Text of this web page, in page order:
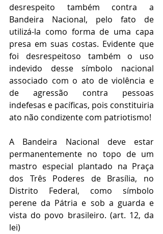
desrespeito também contra a
Bandeira Nacional, pelo fato de
utilizá-la como forma de uma capa
presa em suas costas. Evidente que
foi desrespeitoso também o uso
indevido desse símbolo nacional
associado com o ato de violência e
de agressão contra pessoas
indefesas e pacíficas, pois constituiria
ato não condizente com patriotismo!
A Bandeira Nacional deve estar
permanentemente no topo de um
mastro especial plantado na Praça
dos Três Poderes de Brasília, no
Distrito Federal, como símbolo
perene da Pátria e sob a guarda e
vista do povo brasileiro. (art. 12, da
lei)